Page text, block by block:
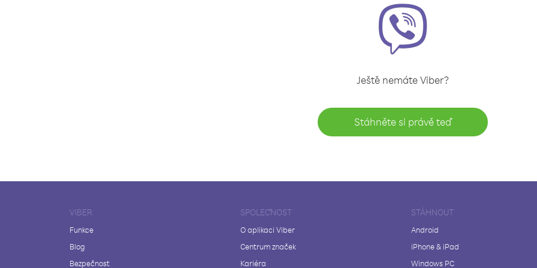
Ještě nemáte Viber?
Stáhněte si právě teď
VIBER
Funkce
Blog
Bezpečnost
SPOLEČNOST
O aplikaci Viber
Centrum značek
Kariéra
STÁHNOUT
Android
iPhone & iPad
Windows PC